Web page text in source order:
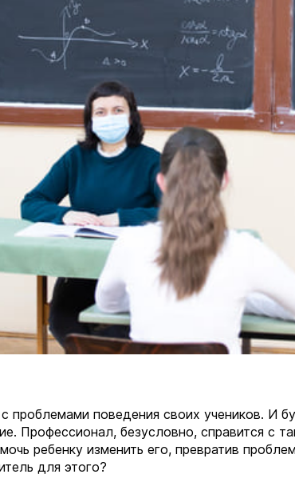
проблемами поведения своих учеников. И
Профессионал, безусловно, справится с
ребенку изменить его, превратив
для этого?